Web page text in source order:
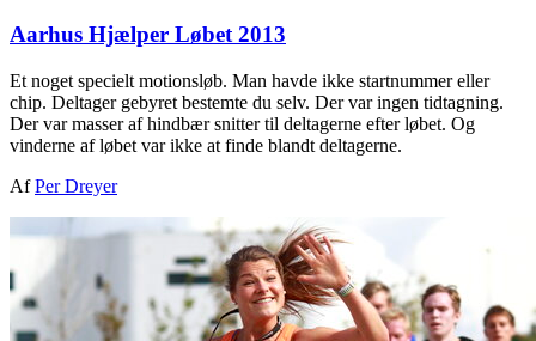
Aarhus Hjælper Løbet 2013
Et noget specielt motionsløb. Man havde ikke startnummer eller
chip. Deltager gebyret bestemte du selv. Der var ingen tidtagning.
Der var masser af hindbær snitter til deltagerne efter løbet. Og
vinderne af løbet var ikke at finde blandt deltagerne.
AfPer Dreyer